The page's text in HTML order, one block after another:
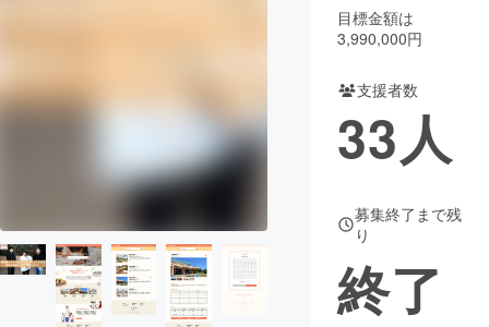
コミュニティ
目標金額は
3,990,000円
支援者数
33人
募集終了まで残
り
終了